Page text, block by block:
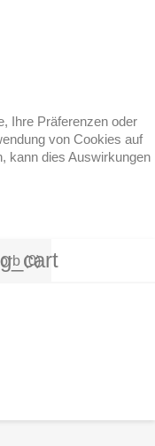
Ihre Präferenzen oder
von Cookies auf
kann dies Auswirkungen
(0)